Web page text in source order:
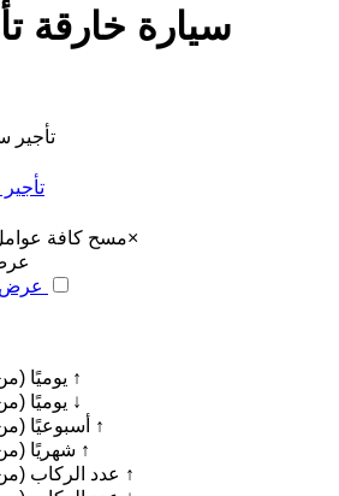
سيارة خارقة
تأجير
مسح كافة×
عرض 1 - 20 من
يوميًا (من الأقل إلى الأعلى) ↑
يوميًا (من الأعلى إلى الأقل) ↓
أسبوعيًا (من الأقل إلى الأعلى) ↑
شهريًا (من الأقل إلى الأعلى) ↑
عدد الركاب (من الأقل إلى الأعلى) ↑